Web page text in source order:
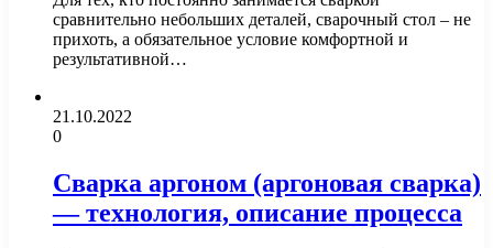
сравнительно небольших деталей, сварочный стол – не
прихоть, а обязательное условие комфортной и
результативной…
21.10.2022
0
Сварка аргоном (аргоновая сварка)
— технология, описание процесса